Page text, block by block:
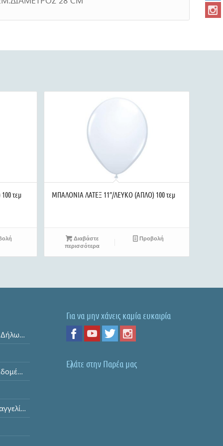
τεμ ΜΠΑΛΟΝΙΑ ΛΑΤΕΞ 11″/ΛΕΥΚΟ (ΑΠΛΟ) 100 τεμ
Διαβάστε
περισσότερα
Προβολή
Όροι και Προϋποθέσεις & Δήλωση Απορρήτου
Ασφάλεια Προσωπικών Δεδομένων
Διαδικασία Υποβολής Παραγγελίας
Για να μην χάνεις καμία ευκαιρία
Ελάτε στην Παρέα μας